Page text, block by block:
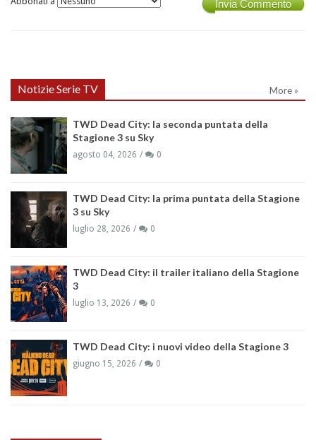
Invia Commento
Notizie Serie TV More »
TWD Dead City: la seconda puntata della
Stagione 3 su Sky
agosto 04, 2026 0
TWD Dead City: la prima puntata della Stagione
3 su Sky
luglio 28, 2026 0
TWD Dead City: il trailer italiano della Stagione
3
luglio 13, 2026 0
TWD Dead City: i nuovi video della Stagione 3
giugno 15, 2026 0